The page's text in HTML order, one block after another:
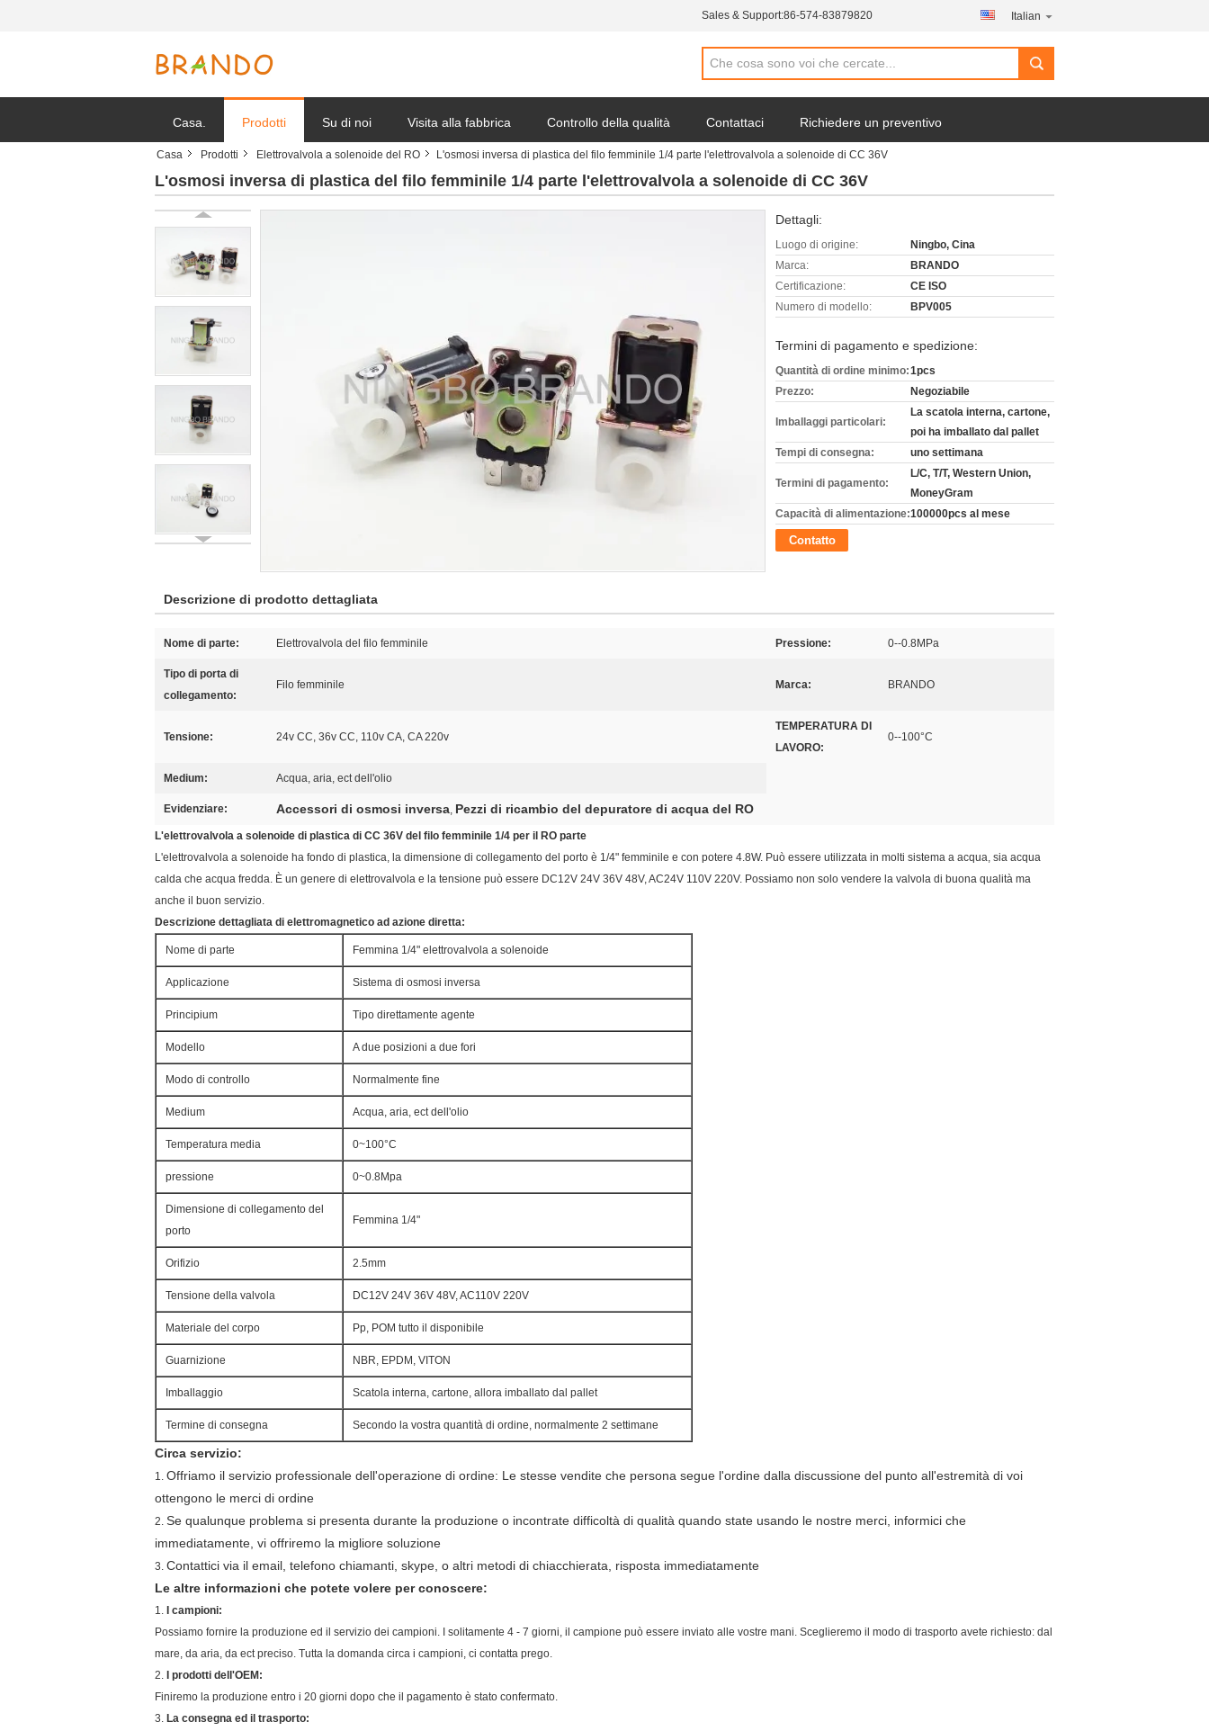
Sales & Support:86-574-83879820 Italian
Casa. Prodotti Su di noi Visita alla fabbrica Controllo della qualità Contattaci Richiedere un preventivo
Notizie della società
Casa Prodotti Elettrovalvola a solenoide del RO L'osmosi inversa di plastica del filo femminile 1/4 parte l'elettrovalvola a solenoide di CC 36V
L'osmosi inversa di plastica del filo femminile 1/4 parte l'elettrovalvola a solenoide di CC 36V
Dettagli:
Luogo di origine:
Ningbo, Cina
Marca:
BRANDO
Certificazione:
CE ISO
Numero di modello:
BPV005
Termini di pagamento e spedizione:
Quantità di ordine minimo:1pcs
Prezzo:
Negoziabile
Imballaggi particolari:
La scatola interna, cartone,
poi ha imballato dal pallet
Tempi di consegna:
uno settimana
Termini di pagamento:
L/C, T/T, Western Union,
MoneyGram
Capacità di alimentazione:100000pcs al mese
Contatto
Descrizione di prodotto dettagliata
Nome di parte: Elettrovalvola del filo femminile Pressione: 0--0.8MPa
Tipo di porta di
collegamento:
Filo femminile Marca: BRANDO
Tensione: 24v CC, 36v CC, 110v CA, CA 220v
TEMPERATURA DI
LAVORO:
0--100°C
Medium: Acqua, aria, ect dell'olio
Evidenziare: Accessori di osmosi inversa, Pezzi di ricambio del depuratore di acqua del RO
L'elettrovalvola a solenoide di plastica di CC 36V del filo femminile 1/4 per il RO parte
L'elettrovalvola a solenoide ha fondo di plastica, la dimensione di collegamento del porto è 1/4" femminile e con potere 4.8W. Può essere utilizzata in molti sistema a acqua, sia acqua
calda che acqua fredda. È un genere di elettrovalvola e la tensione può essere DC12V 24V 36V 48V, AC24V 110V 220V. Possiamo non solo vendere la valvola di buona qualità ma
anche il buon servizio.
Descrizione dettagliata di elettromagnetico ad azione diretta:
Nome di parte Femmina 1/4" elettrovalvola a solenoide
Applicazione Sistema di osmosi inversa
Principium Tipo direttamente agente
Modello A due posizioni a due fori
Modo di controllo Normalmente fine
Medium Acqua, aria, ect dell'olio
Temperatura media 0~100°C
pressione 0~0.8Mpa
Dimensione di collegamento del
porto
Femmina 1/4"
Orifizio 2.5mm
Tensione della valvola DC12V 24V 36V 48V, AC110V 220V
Materiale del corpo Pp, POM tutto il disponibile
Guarnizione NBR, EPDM, VITON
Imballaggio Scatola interna, cartone, allora imballato dal pallet
Termine di consegna Secondo la vostra quantità di ordine, normalmente 2 settimane
Circa servizio:
1. Offriamo il servizio professionale dell'operazione di ordine: Le stesse vendite che persona segue l'ordine dalla discussione del punto all'estremità di voi
ottengono le merci di ordine
2. Se qualunque problema si presenta durante la produzione o incontrate difficoltà di qualità quando state usando le nostre merci, informici che
immediatamente, vi offriremo la migliore soluzione
3. Contattici via il email, telefono chiamanti, skype, o altri metodi di chiacchierata, risposta immediatamente
Le altre informazioni che potete volere per conoscere:
1.
I campioni:
Possiamo fornire la produzione ed il servizio dei campioni. I solitamente 4 - 7 giorni, il campione può essere inviato alle vostre mani. Sceglieremo il modo di trasporto avete richiesto: dal
mare, da aria, da ect preciso. Tutta la domanda circa i campioni, ci contatta prego.
2.
I prodotti dell'OEM:
Finiremo la produzione entro i 20 giorni dopo che il pagamento è stato confermato.
3. La consegna ed il trasporto: